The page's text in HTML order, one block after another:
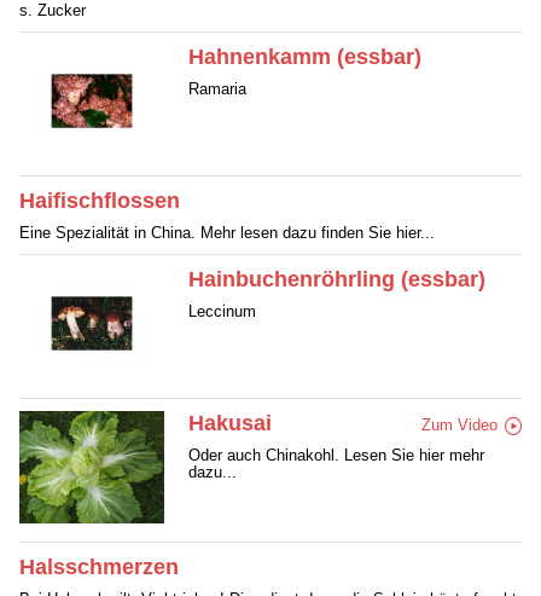
s. Zucker
Hahnenkamm (essbar)
Ramaria
Haifischflossen
Eine Spezialität in China. Mehr lesen dazu finden Sie hier...
Hainbuchenröhrling (essbar)
Leccinum
Zum Video
Hakusai
Oder auch Chinakohl. Lesen Sie hier mehr
dazu...
Halsschmerzen